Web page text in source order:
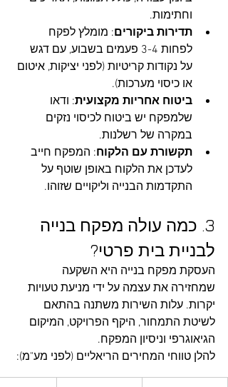
וחתימות.
תדירות ביקורים: מומלץ לפקח
לפחות 3-4 פעמים בשבוע, עם דגש
על נקודות קריטיות (לפני יציקות, איטום
או כיסוי מערכות).
ביטוח אחריות מקצועית: ודאו
שלמפקח יש ביטוח לכיסוי נזקים
במקרה של רשלנות.
תקשורת עם הלקוח: המפקח חייב
לעדכן את הלקוח באופן שוטף על
התקדמות הבנייה וליקויים שזוהו.
3. כמה עולה מפקח בנייה
לבניית בית פרטי?
העסקת מפקח בנייה היא השקעה
שמחזירה את עצמה על ידי מניעת טעויות
יקרות. עלות השירות משתנה בהתאם
לשיטת התמחור, היקף הפרויקט, המיקום
הגיאוגרפי וניסיון המפקח.
להלן טווחי המחירים הריאליים (לפני מע"מ):